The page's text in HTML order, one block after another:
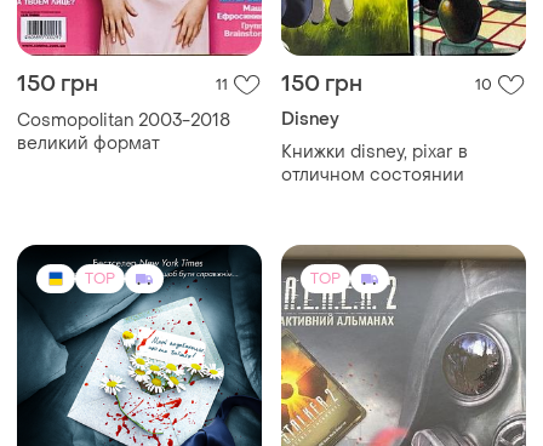
150 грн 11
Cosmopolitan 2003-2018
великий формат
150 грн 10
Disney
Книжки disney, pixar в
отличном состоянии
TOP TOP